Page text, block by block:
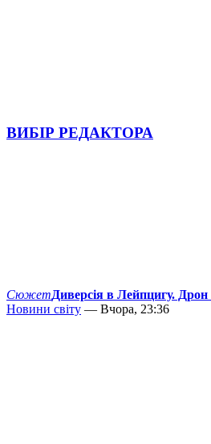
ВИБІР РЕДАКТОРА
СюжетДиверсія в Лейпцигу. Дрон
Новини світу — Вчора, 23:36